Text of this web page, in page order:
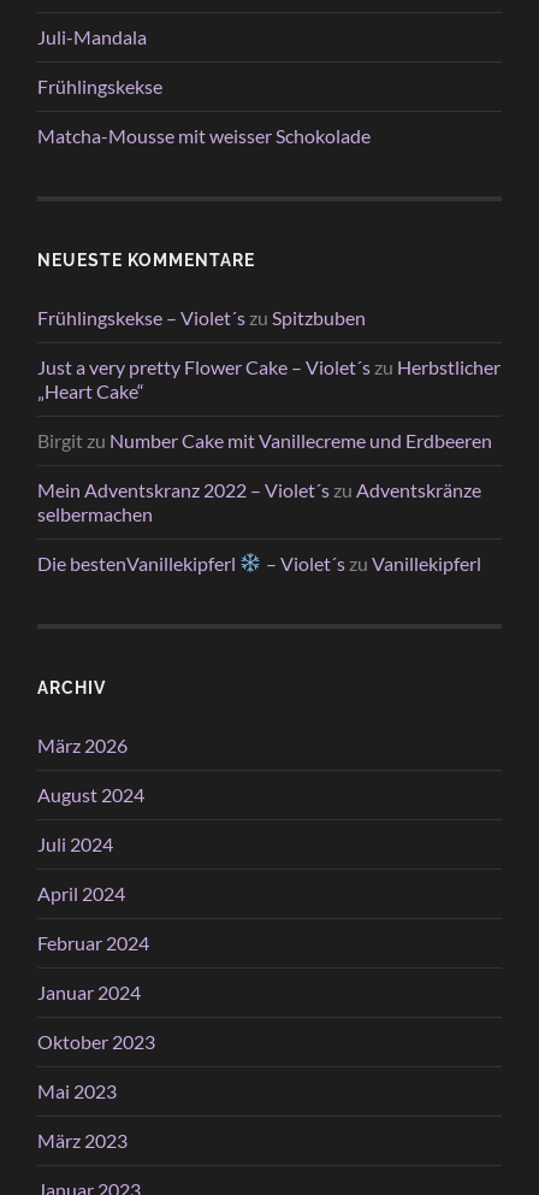
Juli-Mandala
Frühlingskekse
Matcha-Mousse mit weisser Schokolade
NEUESTE KOMMENTARE
Frühlingskekse – Violet´s zuSpitzbuben
Just a very pretty Flower Cake – Violet´s zu Herbstlicher
„Heart Cake“
Birgit zu Number Cake mit Vanillecreme und Erdbeeren
Mein Adventskranz 2022 – Violet´s zuAdventskränze
selbermachen
Die bestenVanillekipferl – Violet´szu Vanillekipferl
ARCHIV
März 2026
August 2024
Juli 2024
April 2024
Februar 2024
Januar 2024
Oktober 2023
Mai 2023
März 2023
Januar 2023